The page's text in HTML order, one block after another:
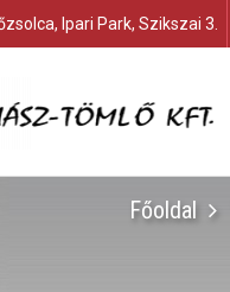
Ipari Park, Szikszai 3.
Főoldal